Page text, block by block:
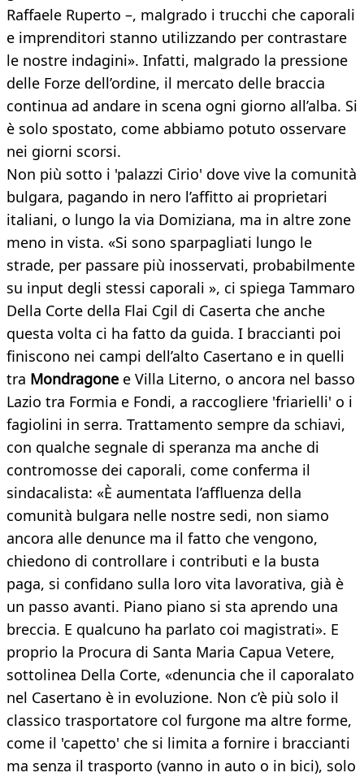
Raffaele Ruperto –, malgrado i trucchi che caporali
e imprenditori stanno utilizzando per contrastare
le nostre indagini». Infatti, malgrado la pressione
delle Forze dell’ordine, il mercato delle braccia
continua ad andare in scena ogni giorno all’alba. Si
è solo spostato, come abbiamo potuto osservare
nei giorni scorsi.
Non più sotto i 'palazzi Cirio' dove vive la comunità
bulgara, pagando in nero l’affitto ai proprietari
italiani, o lungo la via Domiziana, ma in altre zone
meno in vista. «Si sono sparpagliati lungo le
strade, per passare più inosservati, probabilmente
su input degli stessi caporali », ci spiega Tammaro
Della Corte della Flai Cgil di Caserta che anche
questa volta ci ha fatto da guida. I braccianti poi
finiscono nei campi dell’alto Casertano e in quelli
tra Mondragone e Villa Literno, o ancora nel basso
Lazio tra Formia e Fondi, a raccogliere 'friarielli' o i
fagiolini in serra. Trattamento sempre da schiavi,
con qualche segnale di speranza ma anche di
contromosse dei caporali, come conferma il
sindacalista: «È aumentata l’affluenza della
comunità bulgara nelle nostre sedi, non siamo
ancora alle denunce ma il fatto che vengono,
chiedono di controllare i contributi e la busta
paga, si confidano sulla loro vita lavorativa, già è
un passo avanti. Piano piano si sta aprendo una
breccia. E qualcuno ha parlato coi magistrati». E
proprio la Procura di Santa Maria Capua Vetere,
sottolinea Della Corte, «denuncia che il caporalato
nel Casertano è in evoluzione. Non c’è più solo il
classico trasportatore col furgone ma altre forme,
come il 'capetto' che si limita a fornire i braccianti
ma senza il trasporto (vanno in auto o in bici), solo